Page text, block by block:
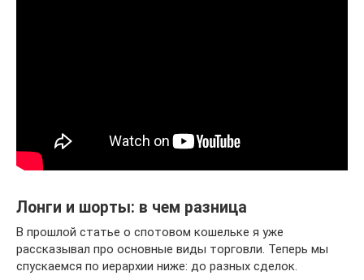
Лонги и шорты: в чем разница
В прошлой статье о спотовом кошельке я уже
рассказывал про основные виды торговли. Теперь мы
спускаемся по иерархии ниже: до разных сделок.